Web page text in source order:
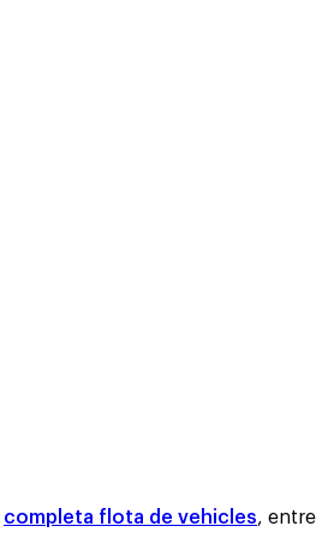
completa flota de vehicles, entre